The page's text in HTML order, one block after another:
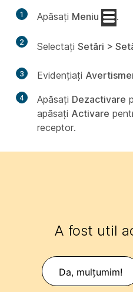
1 Apăsați Meniu .
2 Selectați Setări >
3 Evidențiați
4 Apăsați Dezactivare
apăsați Activare
receptor.
A fost util
Da, mulțumim!